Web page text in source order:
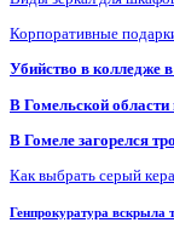
Корпоративные
Убийство в колледже
В Гомельской области
В Гомеле загорелся
Как выбрать серый
Генпрокуратура вскрыла